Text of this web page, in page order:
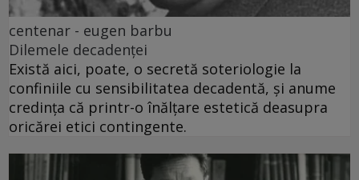
centenar - eugen barbu
Dilemele decadenței
Există aici, poate, o secretă soteriologie la
confiniile cu sensibilitatea decadentă, și anume
credința că printr-o înălțare estetică deasupra
oricărei etici contingente.